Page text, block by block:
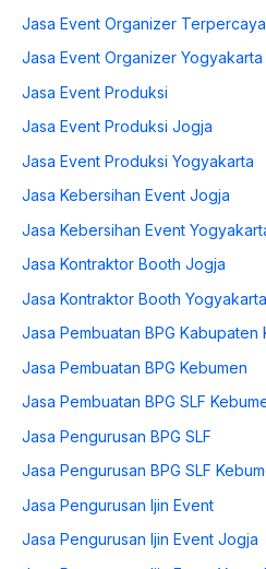
Jasa Event Organizer Terpercaya
Jasa Event Organizer Yogyakarta
Jasa Event Produksi
Jasa Event Produksi Jogja
Jasa Event Produksi Yogyakarta
Jasa Kebersihan Event Jogja
Jasa Kebersihan Event
Jasa Kontraktor Booth Jogja
Jasa Kontraktor Booth Yogyakarta
Jasa Pembuatan BPG Kabupaten
Jasa Pembuatan BPG Kebumen
Jasa Pembuatan BPG SLF
Jasa Pengurusan BPG SLF
Jasa Pengurusan BPG SLF
Jasa Pengurusan Ijin Event
Jasa Pengurusan Ijin Event Jogja